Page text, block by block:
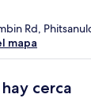
Rd,
mapa
cerca